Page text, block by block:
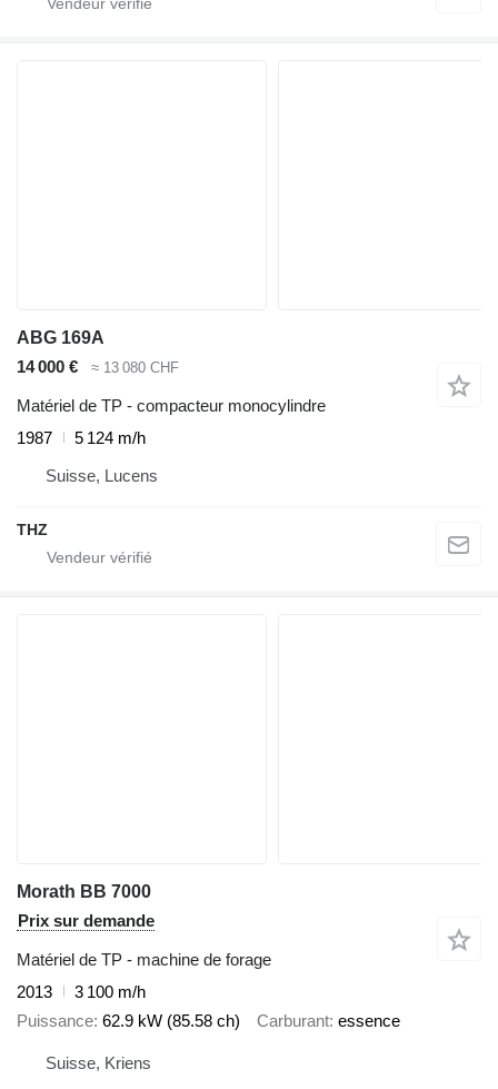
ABG 169A
14 000 €
≈ 13 080 CHF
Matériel de TP - compacteur monocylindre
1987
5 124 m/h
Suisse, Lucens
THZ
Morath BB 7000
Prix sur demande
Matériel de TP - machine de forage
2013
3 100 m/h
Puissance 62.9 kW (85.58 ch) Carburant essence
Suisse, Kriens